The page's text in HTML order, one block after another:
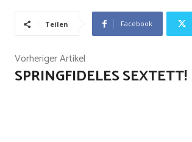
Teilen Facebook
Vorheriger Artikel
SPRINGFIDELES SEXTETT!